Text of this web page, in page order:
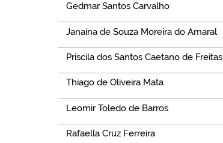
Gedmar Santos Carvalho
Janaína de Souza Moreira do Amaral
Priscila dos Santos Caetano de Freitas
Thiago de Oliveira Mata
Leomir Toledo de Barros
Rafaella Cruz Ferreira